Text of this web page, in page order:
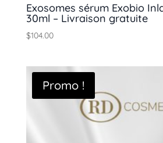
Exosomes sérum Exobio
30ml – Livraison gratuite
$104.00
Promo !